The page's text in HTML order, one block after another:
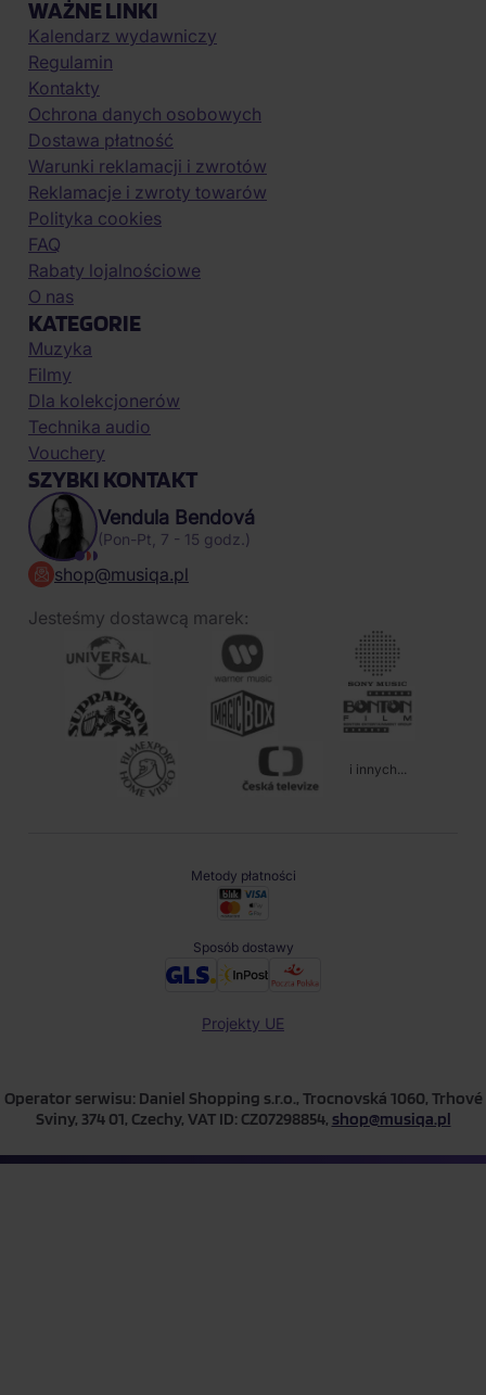
WAŻNE LINKI
Kalendarz wydawniczy
Regulamin
Kontakty
Ochrona danych osobowych
Dostawa płatność
Warunki reklamacji i zwrotów
Reklamacje i zwroty towarów
Polityka cookies
FAQ
Rabaty lojalnościowe
O nas
KATEGORIE
Muzyka
Filmy
Dla kolekcjonerów
Technika audio
Vouchery
SZYBKI KONTAKT
Vendula Bendová
(Pon-Pt, 7 - 15 godz.)
shop@musiqa.pl
Jesteśmy dostawcą marek:
i innych...
Metody płatności
Sposób dostawy
Projekty UE
Operator serwisu: Daniel Shopping s.r.o., Trocnovská 1060, Trhové
Sviny, 374 01, Czechy, VAT ID: CZ07298854, shop@musiqa.pl